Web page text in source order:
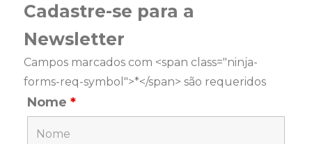
Cadastre-se para a
Newsletter
Campos marcados com <span class="ninja-
forms-req-symbol">*</span> são requeridos
Nome*